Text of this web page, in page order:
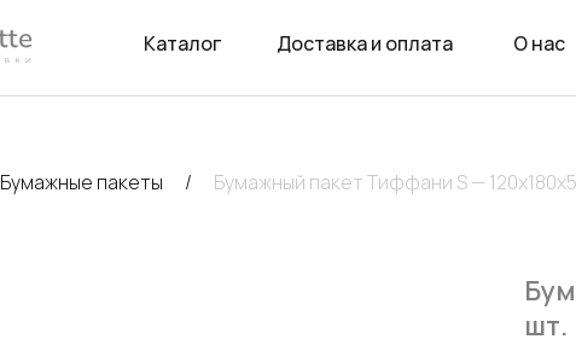
Каталог Доставка и оплата О нас
Бумажные пакеты Бумажный пакет Тиффани S —
шт.